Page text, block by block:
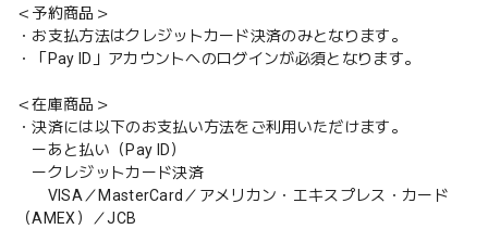
＜予約商品＞
・お支払方法はクレジットカード決済のみとなります。
・「Pay ID」アカウントへのログインが必須となります。
＜在庫商品＞
・決済には以下のお支払い方法をご利用いただけます。
ーあと払い（Pay ID）
ークレジットカード決済
VISA／MasterCard／アメリカン・エキスプレス・カード
（AMEX）／JCB